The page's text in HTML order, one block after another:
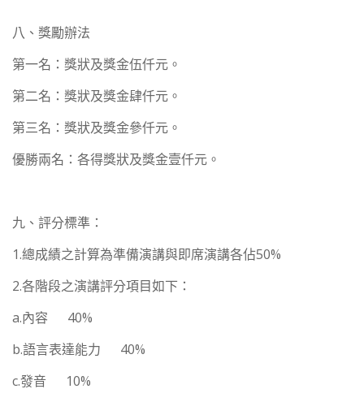
八、獎勵辦法
第一名：獎狀及獎金伍仟元。
第二名：獎狀及獎金肆仟元。
第三名：獎狀及獎金參仟元。
優勝兩名：各得獎狀及獎金壹仟元。
九、評分標準：
1.總成績之計算為準備演講與即席演講各佔50%
2.各階段之演講評分項目如下：
a.內容 40%
b.語言表達能力 40%
c.發音 10%